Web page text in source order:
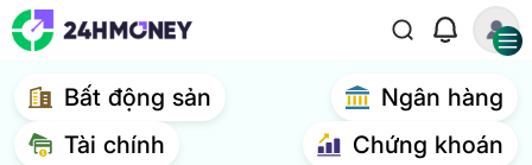
Bất động sản
Ngân hàng
Tài chính
Chứng khoán